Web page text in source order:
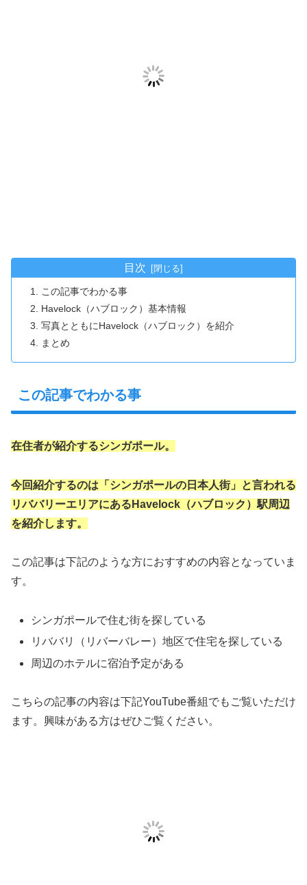
目次
この記事でわかる事
Havelock（ハブロック）基本情報
写真とともにHavelock（ハブロック）を紹介
まとめ
この記事でわかる事
在住者が紹介するシンガポール。
今回紹介するのは「シンガポールの日本人街」と言われる
リババリーエリアにあるHavelock（ハブロック）駅周辺
を紹介します。
この記事は下記のような方におすすめの内容となっていま
す。
シンガポールで住む街を探している
リババリ（リバーバレー）地区で住宅を探している
周辺のホテルに宿泊予定がある
こちらの記事の内容は下記YouTube番組でもご覧いただけ
ます。興味がある方はぜひご覧ください。